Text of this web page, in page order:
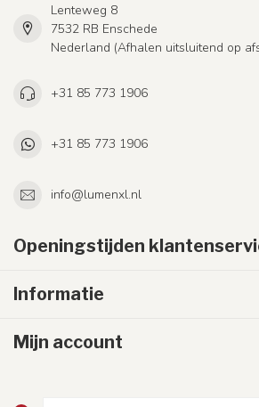
Lenteweg 8
7532 RB Enschede
Nederland (Afhalen uitsluitend op
+31 85 773 1906
+31 85 773 1906
info@lumenxl.nl
Openingstijden
Informatie
Mijn account